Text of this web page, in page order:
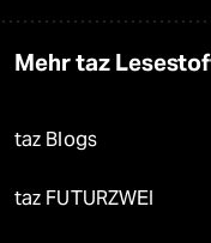
Mehr taz
taz Blogs
taz FUTURZWEI